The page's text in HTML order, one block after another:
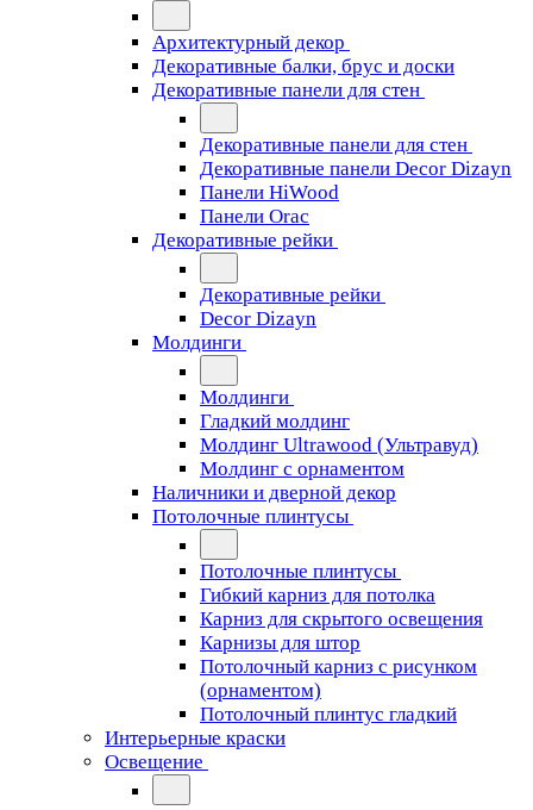
Архитектурный декор
Декоративные балки, брус и доски
Декоративные панели для стен
Декоративные панели для стен
Декоративные панели Decor Dizayn
Панели HiWood
Панели Orac
Декоративные рейки
Декоративные рейки
Decor Dizayn
Молдинги
Молдинги
Гладкий молдинг
Молдинг Ultrawood (Ультравуд)
Молдинг с орнаментом
Наличники и дверной декор
Потолочные плинтусы
Потолочные плинтусы
Гибкий карниз для потолка
Карниз для скрытого освещения
Карнизы для штор
Потолочный карниз с рисунком
(орнаментом)
Потолочный плинтус гладкий
Интерьерные краски
Освещение